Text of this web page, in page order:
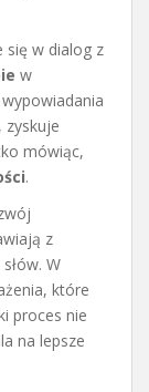
się w dialog z
w
zyskuje
mówiąc,
.
z
W
które
proces nie
na lepsze